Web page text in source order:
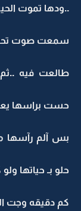
..ودها تموت
سمعت صوت
طالعت فيه
حست براسها
بس آلم رآسها
حلو بـ حياتها
كم دقيقه وجت